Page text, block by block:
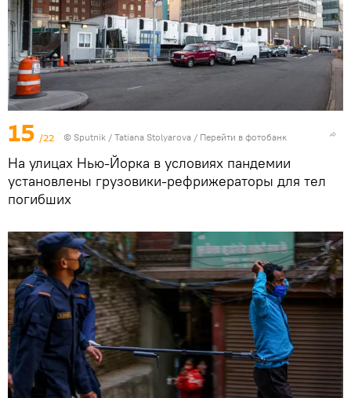
15 /22 © Sputnik / Tatiana Stolyarova / Перейти в фотобанк
На улицах Нью-Йорка в условиях пандемии
установлены грузовики-рефрижераторы для тел
погибших